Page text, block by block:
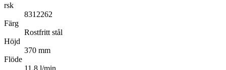
rsk
8312262
Färg
Rostfritt stål
Höjd
370 mm
Flöde
11,8 l/min